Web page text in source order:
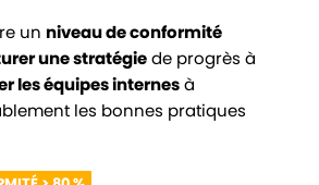
un niveau de conformité
une stratégiede progrès à
les équipes internesà
les bonnes pratiques